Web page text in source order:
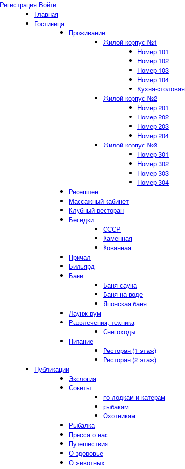
Регистрация Войти
Главная
Гостиница
Проживание
Жилой корпус №1
Номер 101
Номер 102
Номер 103
Номер 104
Кухня-столовая
Жилой корпус №2
Номер 201
Номер 202
Номер 203
Номер 204
Жилой корпус №3
Номер 301
Номер 302
Номер 303
Номер 304
Ресепшен
Массажный кабинет
Клубный ресторан
Беседки
СССР
Каменная
Кованная
Причал
Бильярд
Бани
Баня-сауна
Баня на воде
Японская баня
Лаунж рум
Развлечения, техника
Снегоходы
Питание
Ресторан (1 этаж)
Ресторан (2 этаж)
Публикации
Экология
Советы
по лодкам и катерам
рыбакам
Охотникам
Рыбалка
Пресса о нас
Путешествия
О здоровье
О животных